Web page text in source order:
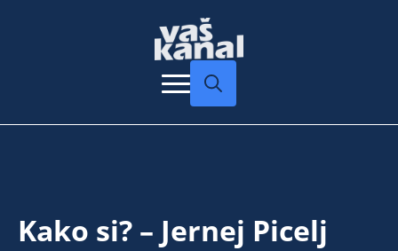
Kako si? – Jernej Picelj